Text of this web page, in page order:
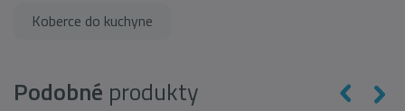
Koberce do kuchyne
Podobné produkty